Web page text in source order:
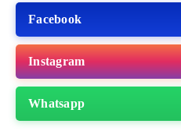
Facebook
Instagram
Whatsapp